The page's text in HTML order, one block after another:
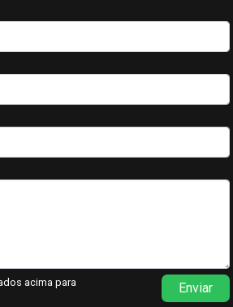
acima para
Enviar